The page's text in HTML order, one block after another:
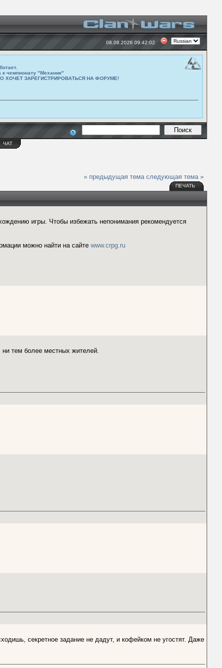
08.08.2026 09:42:02
к чемпионату "Механик"
ХОЧЕТ ЗАРЕГИСТРИРОВАТЬСЯ НА ФОРУМЕ!
ЧАТ
« предыдущая тема следующая тема »
ПЕЧАТЬ
игры. Чтобы избежать непонимания рекомендуется
можно найти на сайте www.crpg.ru
тем более местных жителей.
секретное задание не дадут, и кофейком не угостят. Даже